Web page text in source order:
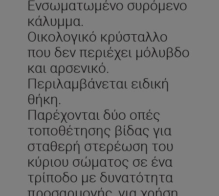
Ενσωματωμένο συρόμενο
κάλυμμα.
Οικολογικό κρύσταλλο
που δεν περιέχει μόλυβδο
και αρσενικό.
Περιλαμβάνεται ειδική
θήκη.
Παρέχονται δύο οπές
τοποθέτησης βίδας για
σταθερή στερέωση του
κύριου σώματος σε ένα
τρίποδο με δυνατότητα